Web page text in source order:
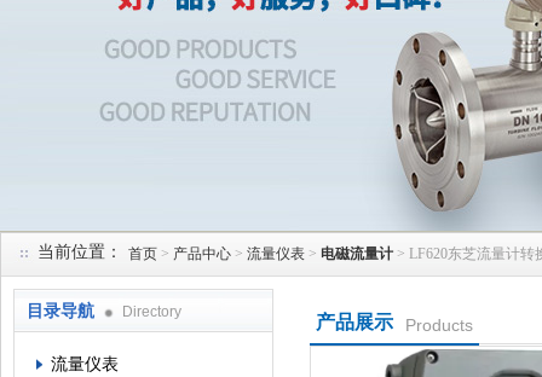
当前位置： 首页 > 产品中心 > 流量仪表 > 电磁流量计 > LF620东芝流量计转
目录导航 Directory
流量仪表
产品展示 Products